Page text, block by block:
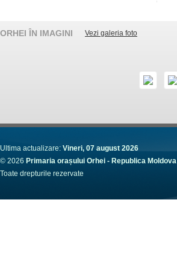
ORHEI ÎN IMAGINI Vezi galeria foto
Ultima actualizare: Vineri, 07 august 2026
© 2026 Primaria orașului Orhei - Republica Moldova
Toate drepturile rezervate